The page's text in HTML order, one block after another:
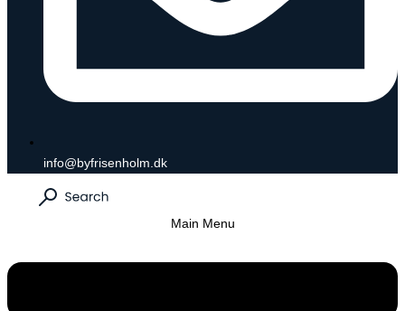
info@byfrisenholm.dk
Main Menu